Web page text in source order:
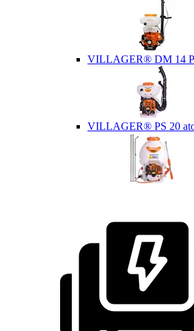
VILLAGER® DM 14 P
VILLAGER® PS 20